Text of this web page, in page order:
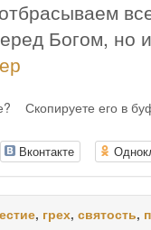
Богом, но
Скопируете его в
Вконтакте
, грех, святость,